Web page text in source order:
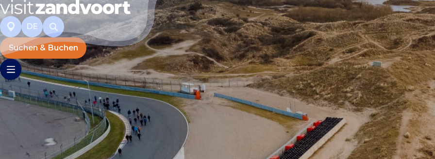
DE
Suchen & Buchen